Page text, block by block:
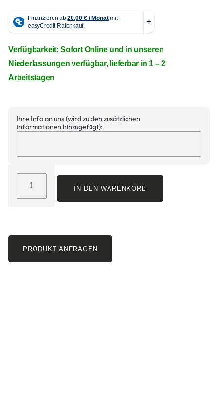
Verfügbarkeit: Sofort Online und in unseren
Niederlassungen verfügbar, lieferbar in 1 – 2
Arbeitstagen
Ihre Info an uns (wird zu den zusätzlichen
Informationen hinzugefügt):
IN DEN WARENKORB
PRODUKT ANFRAGEN